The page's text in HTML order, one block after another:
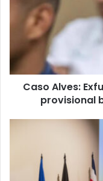
quedaría
libertad
provisional
bajo
una
millonaria
Caso Alves:
provisional